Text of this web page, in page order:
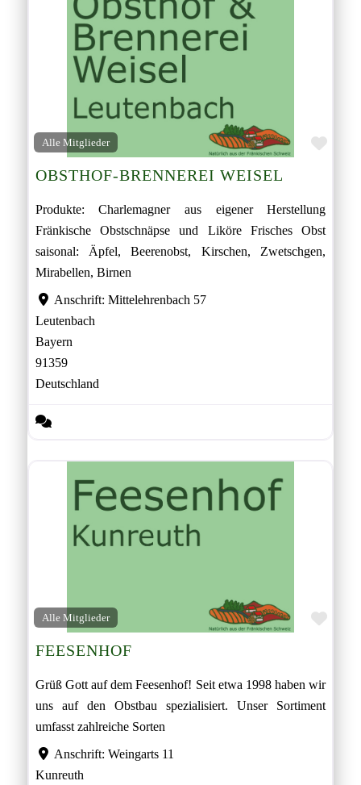
Alle Mitglieder
OBSTHOF-BRENNEREI WEISEL
Produkte: Charlemagner aus eigener Herstellung
Fränkische Obstschnäpse und Liköre Frisches Obst
saisonal: Äpfel, Beerenobst, Kirschen, Zwetschgen,
Mirabellen, Birnen
Anschrift: Mittelehrenbach 57
Leutenbach
Bayern
91359
Deutschland
Alle Mitglieder
FEESENHOF
Grüß Gott auf dem Feesenhof! Seit etwa 1998 haben wir
uns auf den Obstbau spezialisiert. Unser Sortiment
umfasst zahlreiche Sorten
Anschrift: Weingarts 11
Kunreuth